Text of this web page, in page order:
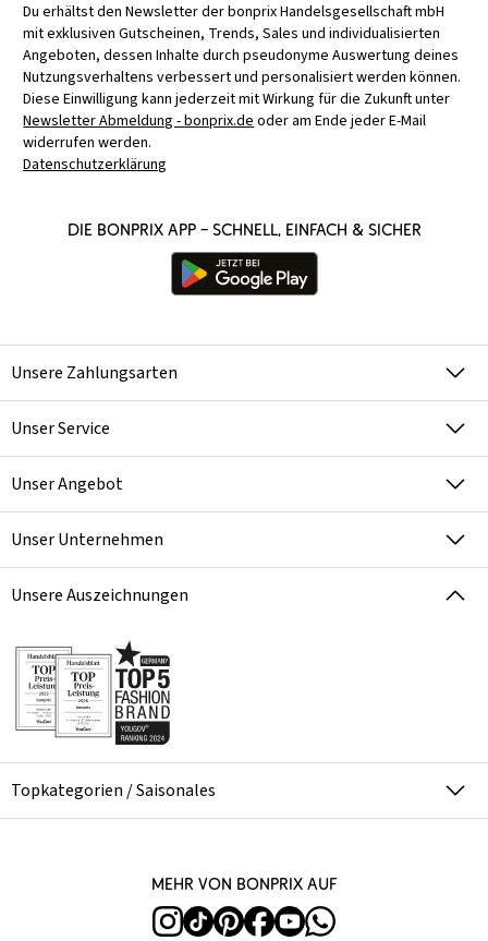
Du erhältst den Newsletter der bonprix Handelsgesellschaft mbH
mit exklusiven Gutscheinen, Trends, Sales und individualisierten
Angeboten, dessen Inhalte durch pseudonyme Auswertung deines
Nutzungsverhaltens verbessert und personalisiert werden können.
Diese Einwilligung kann jederzeit mit Wirkung für die Zukunft unter
Newsletter Abmeldung - bonprix.deoder am Ende jeder E-Mail
widerrufen werden.
Datenschutzerklärung
Die bonprix App – schnell, einfach & sicher
Unsere Zahlungsarten
Unser Service
Unser Angebot
Unser Unternehmen
Unsere Auszeichnungen
Topkategorien / Saisonales
Mehr von bonprix auf